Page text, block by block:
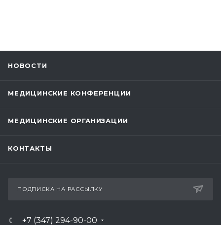
НОВОСТИ
МЕДИЦИНСКИЕ КОНФЕРЕНЦИИ
МЕДИЦИНСКИЕ ОРГАНИЗАЦИИ
КОНТАКТЫ
ПОДПИСКА НА РАССЫЛКУ
+7 (347) 294-90-00